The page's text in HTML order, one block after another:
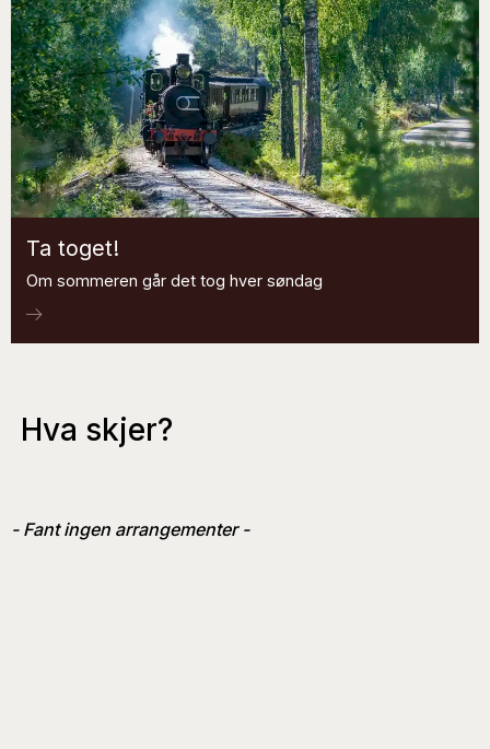
Ta toget!
Om sommeren går det tog hver søndag
Hva skjer?
- Fant ingen arrangementer -